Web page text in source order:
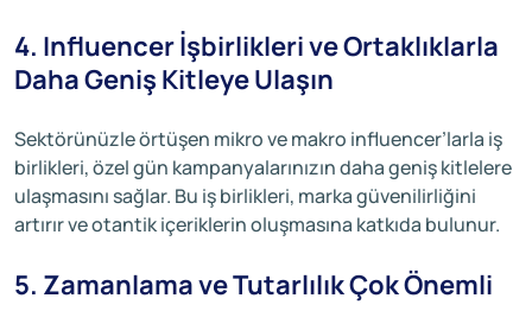
4. Influencer İşbirlikleri ve Ortaklıklarla
Daha Geniş Kitleye Ulaşın
Sektörünüzle örtüşen mikro ve makro influencer’larla iş
birlikleri, özel gün kampanyalarınızın daha geniş kitlelere
ulaşmasını sağlar. Bu iş birlikleri, marka güvenilirliğini
artırır ve otantik içeriklerin oluşmasına katkıda bulunur.
5. Zamanlama ve Tutarlılık Çok Önemli